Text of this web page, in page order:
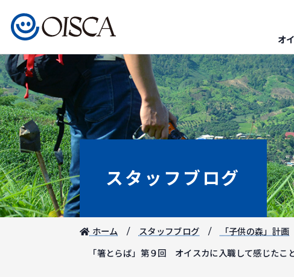
オ
スタッフブログ
ホーム スタッフブログ
「子供の森」計画
「箸とらば」第９回 オイスカに入職して感じた